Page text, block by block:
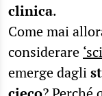
clinica.
Come mai
considerare
emerge dagli